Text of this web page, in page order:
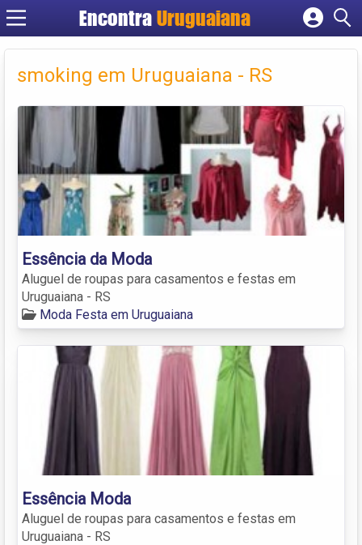
Encontra Uruguaiana
Cadastrar empresa
Criar conta
smoking em Uruguaiana - RS
Essência da Moda
Aluguel de roupas para casamentos e festas em
Uruguaiana - RS
Moda Festa em Uruguaiana
Essência Moda
Aluguel de roupas para casamentos e festas em
Uruguaiana - RS